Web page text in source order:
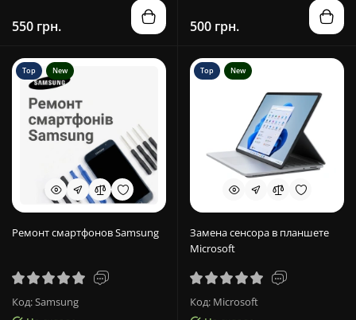
550 грн. 500 грн.
Top New
Ремонт смартфонов Samsung
Код: Samsung
Top New
Замена сенсора в планшете
Microsoft
Код: Microsoft